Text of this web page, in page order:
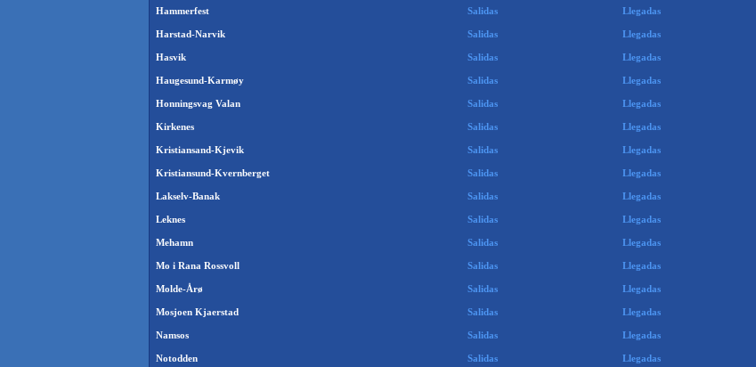
Hammerfest Salidas Llegadas
Harstad-Narvik Salidas Llegadas
Hasvik Salidas Llegadas
Haugesund-Karmøy Salidas Llegadas
Honningsvag Valan Salidas Llegadas
Kirkenes Salidas Llegadas
Kristiansand-Kjevik Salidas Llegadas
Kristiansund-Kvernberget Salidas Llegadas
Lakselv-Banak Salidas Llegadas
Leknes Salidas Llegadas
Mehamn Salidas Llegadas
Mo i Rana Rossvoll Salidas Llegadas
Molde-Årø Salidas Llegadas
Mosjoen Kjaerstad Salidas Llegadas
Namsos Salidas Llegadas
Notodden Salidas Llegadas